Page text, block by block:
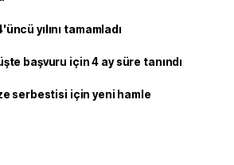
yılını tamamladı
başvuru için 4 ay süre tanındı
serbestisi için yeni hamle